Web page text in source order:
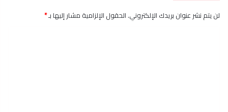
لن يتم نشر عنوان بريدك الإلكتروني.الحقول الإلزامية مشار إليها بـ*